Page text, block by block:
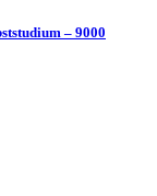
– 9000